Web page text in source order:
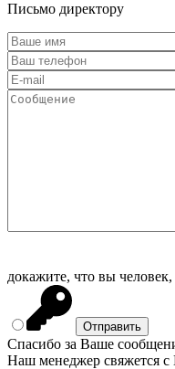
Письмо директору
докажите, что вы
Спасибо за Ваше
Наш менеджер свяжется